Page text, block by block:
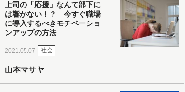
上司の「応援」なんて部下に
は響かない！？ 今すぐ職場
に導入するべきモチベーショ
ンアップの方法
2021.05.07 社会
山本マサヤ